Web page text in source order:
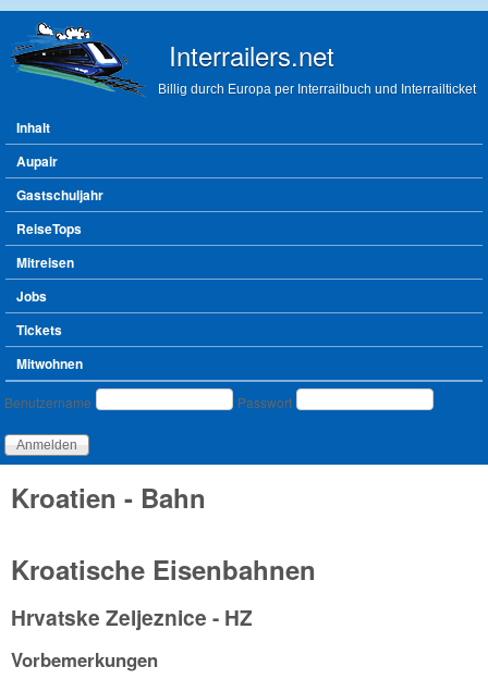
Interrailers.net
Billig durch Europa per Interrailbuch und Interrailticket
Hauptmenü
Inhalt
Aupair
Gastschuljahr
ReiseTops
Mitreisen
Jobs
Tickets
Mitwohnen
Benutzeranmeldung
Benutzername Passwort
Kroatien - Bahn
Kroatische Eisenbahnen
Hrvatske Zeljeznice - HZ
Vorbemerkungen